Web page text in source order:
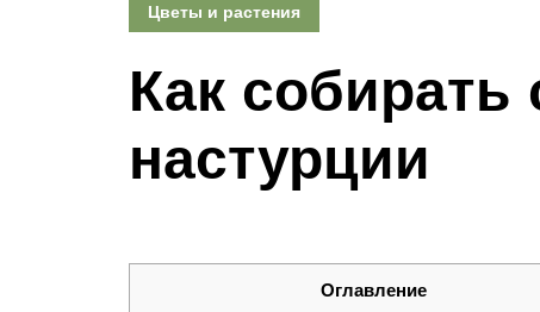
Цветы и растения
Как собирать
настурции
Оглавление